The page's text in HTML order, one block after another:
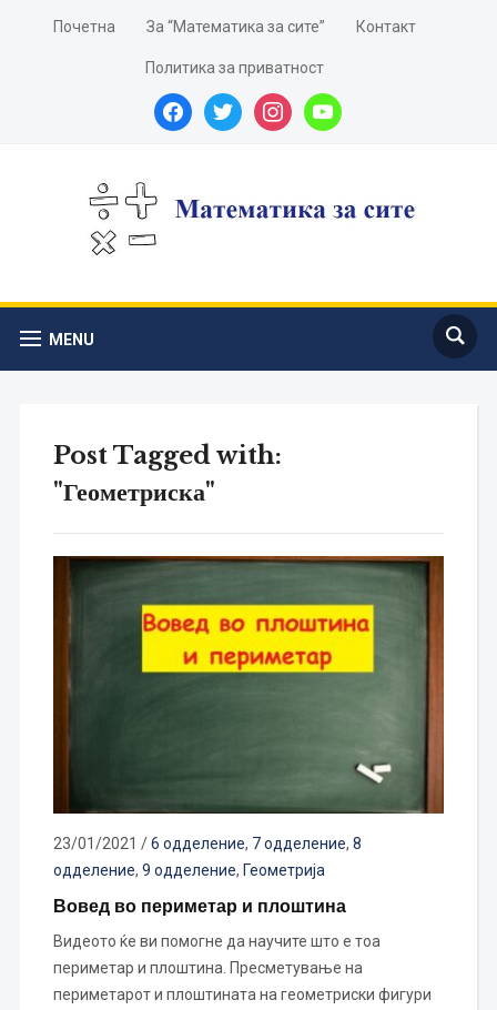
Почетна За “Математика за сите” Контакт
Политика за приватност
facebooktwitter instagramyoutube
MENU
Post Tagged with:
"Геометриска"
23/01/2021 /6 одделение, 7 одделение, 8
одделение, 9 одделение, Геометрија
Вовед во периметар и плоштина
Видеото ќе ви помогне да научите што е тоа
периметар и плоштина. Пресметување на
периметарот и плоштината на геометриски фигури